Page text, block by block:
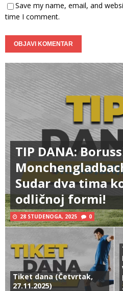
Save my name, email, and
time I comment.
TIP DANA:
Sudar dva tima
odličnoj formi!
28 STUDENOGA, 2025 0
Tiket dana (Četvrtak,
27.11.2025)